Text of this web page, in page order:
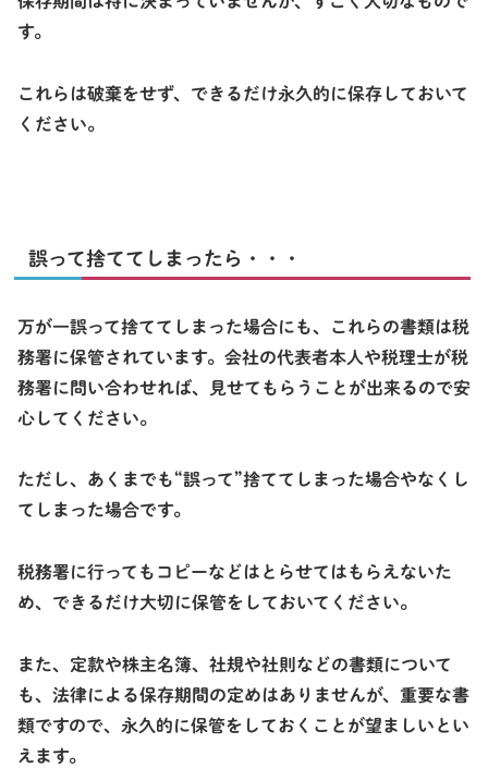
す。
これらは破棄をせず、 できるだけ永久的に保存 しておいて
ください。
誤って捨ててしまったら・・・
万が一誤って捨ててしまった場合にも、これらの書類は税
務署に保管されています。会社の代表者本人や税理士が税
務署に問い合わせれば、見せてもらうことが出来るので安
心してください。
ただし、あくまでも“誤って”捨ててしまった場合やなくし
てしまった場合です。
税務署に行ってもコピーなどはとらせてはもらえないた
め、できるだけ大切に保管をしておいてください。
また、定款や株主名簿、社規や社則などの書類について
も、法律による保存期間の定めはありませんが、重要な書
類ですので、永久的に保管をしておくことが望ましいとい
えます。